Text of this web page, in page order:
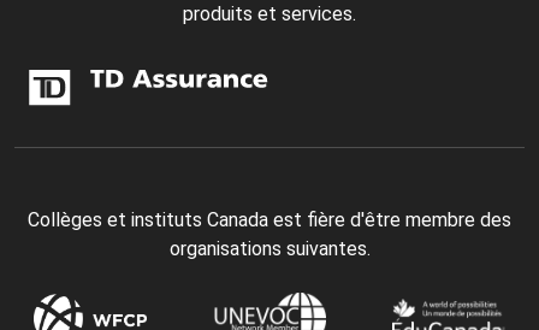
produits et services.
Collèges et instituts Canada est fière d'être membre des
organisations suivantes.